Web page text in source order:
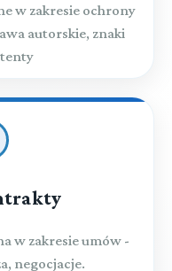
w zakresie ochrony
autorskie, znaki
w zakresie umów -
negocjacje.